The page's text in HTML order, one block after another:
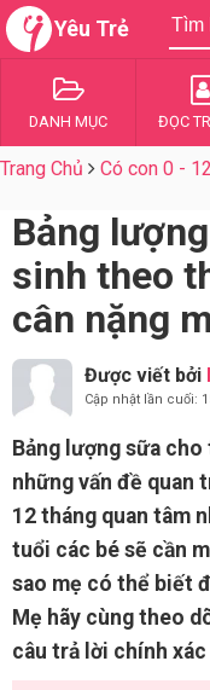
Yêu Trẻ
DANH MỤC ĐỌC
Trang Chủ Có con 0 -
Bảng
sinh theo
cân nặng
Được viết bởi
Cập nhật lần cuối:
Bảng lượng sữa
những vấn đề quan
12 tháng quan tâm
tuổi các bé sẽ cần
sao mẹ có thể biết
Mẹ hãy cùng theo
câu trả lời chính